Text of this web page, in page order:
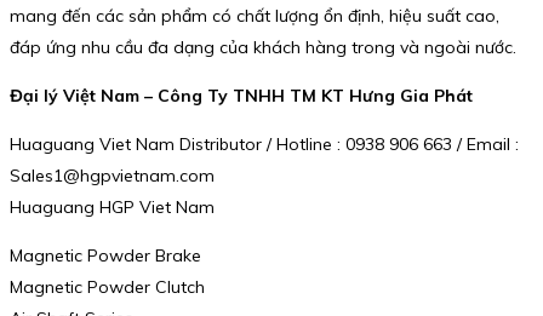
mang đến các sản phẩm có chất lượng ổn định, hiệu suất cao,
đáp ứng nhu cầu đa dạng của khách hàng trong và ngoài nước.
Đại lý Việt Nam – Công Ty TNHH TM KT Hưng Gia Phát
Huaguang Viet Nam Distributor / Hotline : 0938 906 663 / Email :
Sales1@hgpvietnam.com
Huaguang HGP Viet Nam
Magnetic Powder Brake
Magnetic Powder Clutch